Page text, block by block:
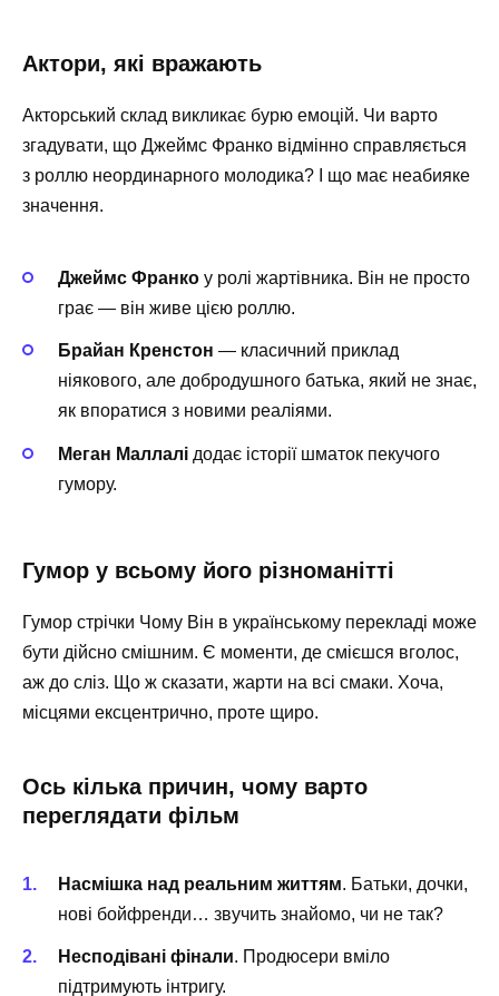
Актори, які вражають
Акторський склад викликає бурю емоцій. Чи варто
згадувати, що Джеймс Франко відмінно справляється
з роллю неординарного молодика? І що має неабияке
значення.
Джеймс Франко у ролі жартівника. Він не просто
грає — він живе цією роллю.
Брайан Кренстон — класичний приклад
ніякового, але добродушного батька, який не знає,
як впоратися з новими реаліями.
Меган Маллалі додає історії шматок пекучого
гумору.
Гумор у всьому його різноманітті
Гумор стрічки Чому Він в українському перекладі може
бути дійсно смішним. Є моменти, де смієшся вголос,
аж до сліз. Що ж сказати, жарти на всі смаки. Хоча,
місцями ексцентрично, проте щиро.
Ось кілька причин, чому варто
переглядати фільм
Насмішка над реальним життям. Батьки, дочки,
нові бойфренди… звучить знайомо, чи не так?
Несподівані фінали. Продюсери вміло
підтримують інтригу.